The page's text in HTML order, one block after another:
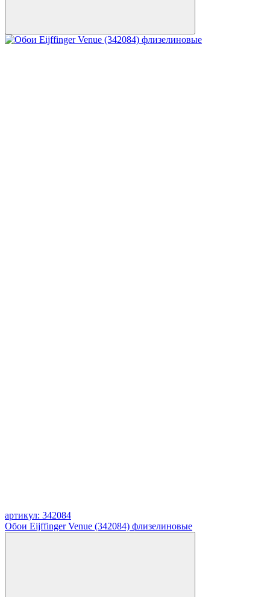
артикул: 342084
Обои Eijffinger Venue (342084) флизелиновые